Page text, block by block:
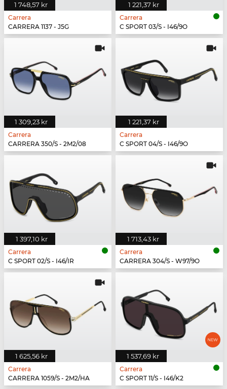
1 748,57 kr
Carrera
CARRERA 1137 - J5G
1 221,37 kr
Carrera
C SPORT 03/S - I46/9O
1 309,23 kr
Carrera
CARRERA 350/S - 2M2/08
1 221,37 kr
Carrera
C SPORT 04/S - I46/9O
1 397,10 kr
Carrera
C SPORT 02/S - I46/IR
1 713,43 kr
Carrera
CARRERA 304/S - W97/9O
1 625,56 kr
Carrera
CARRERA 1059/S - 2M2/HA
1 537,69 kr
Carrera
C SPORT 11/S - I46/K2